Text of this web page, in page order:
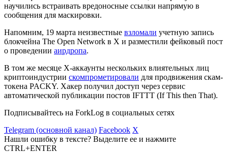
научились встраивать вредоносные ссылки напрямую в
сообщения для маскировки.
Напомним, 19 марта неизвестные взломали учетную запись
блокчейна The Open Network в Х и разместили фейковый пост
о проведении аирдропа.
В том же месяце X-аккаунты нескольких влиятельных лиц
криптоиндустрии скомпрометировали для продвижения скам-
токена PACKY. Хакер получил доступ через сервис
автоматической публикации постов IFTTT (If This then That).
Подписывайтесь на ForkLog в социальных сетях
Telegram (основной канал) Facebook X
Нашли ошибку в тексте? Выделите ее и нажмите
CTRL+ENTER